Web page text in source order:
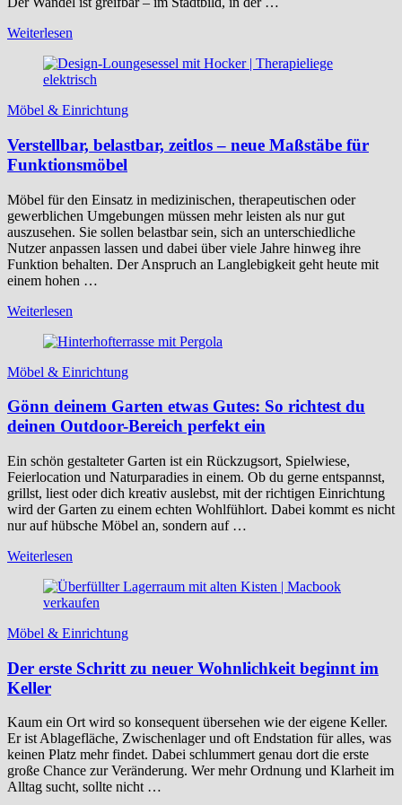
Weiterlesen
Möbel & Einrichtung
Verstellbar, belastbar, zeitlos – neue Maßstäbe für
Funktionsmöbel
Möbel für den Einsatz in medizinischen, therapeutischen oder
gewerblichen Umgebungen müssen mehr leisten als nur gut
auszusehen. Sie sollen belastbar sein, sich an unterschiedliche
Nutzer anpassen lassen und dabei über viele Jahre hinweg ihre
Funktion behalten. Der Anspruch an Langlebigkeit geht heute mit
einem hohen …
Weiterlesen
Möbel & Einrichtung
Gönn deinem Garten etwas Gutes: So richtest du
deinen Outdoor-Bereich perfekt ein
Ein schön gestalteter Garten ist ein Rückzugsort, Spielwiese,
Feierlocation und Naturparadies in einem. Ob du gerne entspannst,
grillst, liest oder dich kreativ auslebst, mit der richtigen Einrichtung
wird der Garten zu einem echten Wohlfühlort. Dabei kommt es nicht
nur auf hübsche Möbel an, sondern auf …
Weiterlesen
Möbel & Einrichtung
Der erste Schritt zu neuer Wohnlichkeit beginnt im
Keller
Kaum ein Ort wird so konsequent übersehen wie der eigene Keller.
Er ist Ablagefläche, Zwischenlager und oft Endstation für alles, was
keinen Platz mehr findet. Dabei schlummert genau dort die erste
große Chance zur Veränderung. Wer mehr Ordnung und Klarheit im
Alltag sucht, sollte nicht …